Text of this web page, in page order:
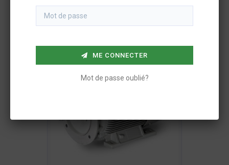
(245,03€ HTVA)
ME CONNECTER
Mot de passe oublié?